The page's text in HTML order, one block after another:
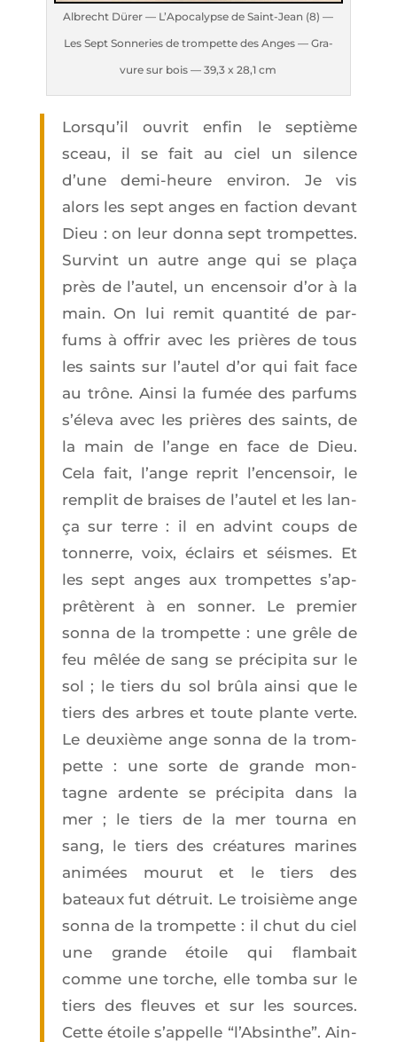
Albrecht Dürer — L’A­po­ca­lypse de Saint-Jean (8) —
Les Sept Son­ne­ries de trom­pette des Anges — Gra­
vure sur bois — 39,3 x 28,1 cm
Lors­qu’il ouvrit enfin le sep­tième
sceau, il se fait au ciel un silence
d’une demi-heure envi­ron. Je vis
alors les sept anges en fac­tion devant
Dieu : on leur don­na sept trom­pettes.
Sur­vint un autre ange qui se pla­ça
près de l’au­tel, un encen­soir d’or à la
main. On lui remit quan­ti­té de par­
fums à offrir avec les prières de tous
les saints sur l’au­tel d’or qui fait face
au trône. Ain­si la fumée des par­fums
s’é­le­va avec les prières des saints, de
la main de l’ange en face de Dieu.
Cela fait, l’ange reprit l’en­cen­soir, le
rem­plit de braises de l’au­tel et les lan­
ça sur terre : il en advint coups de
ton­nerre, voix, éclairs et séismes. Et
les sept anges aux trom­pettes s’ap­
prê­tèrent à en son­ner. Le pre­mier
son­na de la trom­pette : une grêle de
feu mêlée de sang se pré­ci­pi­ta sur le
sol ; le tiers du sol brû­la ain­si que le
tiers des arbres et toute plante verte.
Le deuxième ange son­na de la trom­
pette : une sorte de grande mon­
tagne ardente se pré­ci­pi­ta dans la
mer ; le tiers de la mer tour­na en
sang, le tiers des créa­tures marines
ani­mées mou­rut et le tiers des
bateaux fut détruit. Le troi­sième ange
son­na de la trom­pette : il chut du ciel
une grande étoile qui flam­bait
comme une torche, elle tom­ba sur le
tiers des fleuves et sur les sources.
Cette étoile s’ap­pelle “l’Ab­sinthe”. Ain­